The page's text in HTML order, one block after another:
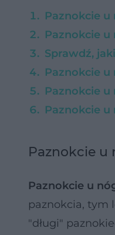
Paznokcie u
Paznokcie
Sprawdź,
Paznokcie u
Paznokcie u
Paznokcie u
Paznokcie u
Paznokcie u
paznokcia, tym
"długi"